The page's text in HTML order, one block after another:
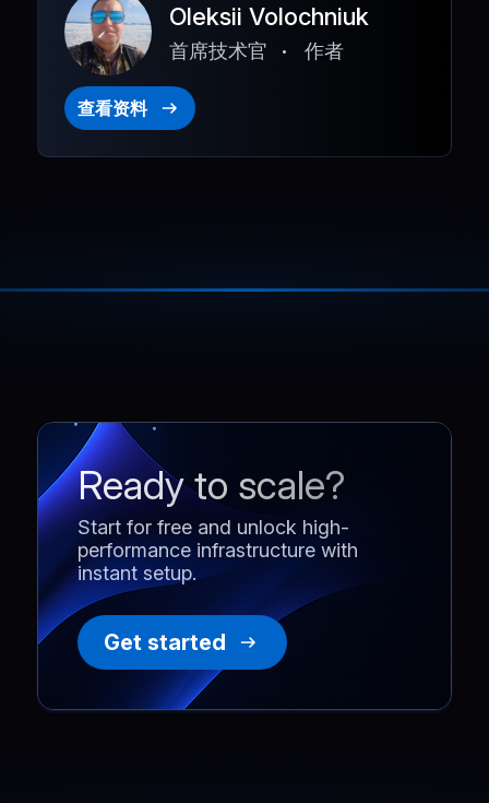
Oleksii Volochniuk
首席技术官 作者
查看资料
Ready to scale?
Start for free and unlock high-
performance infrastructure with
instant setup.
Get started